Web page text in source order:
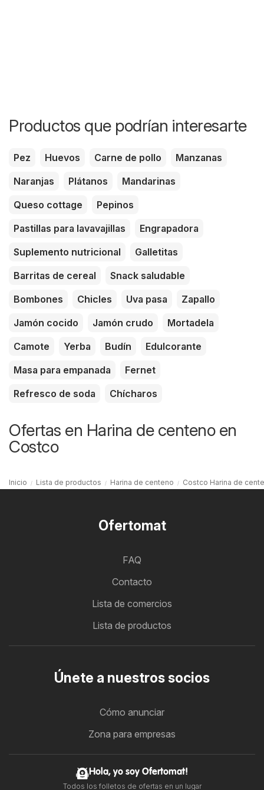
Productos que podrían interesarte
Pez Huevos Carne de pollo
Manzanas
Naranjas
Plátanos
Mandarinas
Queso cottage
Pepinos
Pastillas para lavavajillas
Engrapadora
Suplemento nutricional
Galletitas
Barritas de cereal
Snack saludable
Bombones
Chicles Uva pasa
Zapallo
Jamón cocido
Jamón crudo
Mortadela
Camote
Yerba Budín
Edulcorante
Masa para empanada
Fernet
Refresco de soda
Chícharos
Ofertas en Harina de centeno en
Costco
Inicio Lista de productos Harina de centeno Costco Harina de
Ofertomat
FAQ
Contacto
Lista de comercios
Lista de productos
Únete a nuestros socios
Cómo anunciar
Zona para empresas
Hola, yo soy Ofertomat!
Todos los folletos de ofertas en un lugar